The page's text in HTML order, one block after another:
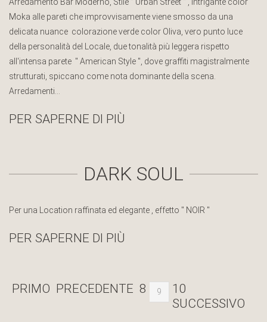
Moka alle pareti che improvvisamente viene smosso da una
delicata nuance colorazione verde color Oliva, vero punto luce
della personalità del Locale, due tonalità più leggera rispetto
all'intensa parete " American Style ", dove graffiti magistralmente
strutturati, spiccano come nota dominante della scena.
Arredamenti…
PER SAPERNE DI PIÙ
DARK SOUL
Per una Location raffinata ed elegante , effetto " NOIR "
PER SAPERNE DI PIÙ
PRIMO PRECEDENTE 8 9
10
SUCCESSIVO